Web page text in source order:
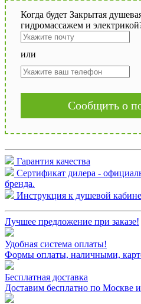
Когда будет Закрытая
гидромассажем и
или
Сообщить о
Гарантия качества
Сертификат дилера -
бренда.
Инструкция к душевой
Лучшее предложение при заказе!
Удобная система оплаты!
Формы оплаты, наличными,
Бесплатная доставка
Доставим бесплатно по Москве